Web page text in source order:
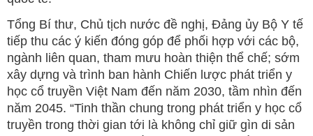
Tổng Bí thư, Chủ tịch nước đề nghị, Đảng ủy Bộ Y tế
tiếp thu các ý kiến đóng góp để phối hợp với các bộ,
ngành liên quan, tham mưu hoàn thiện thể chế; sớm
xây dựng và trình ban hành Chiến lược phát triển y
học cổ truyền Việt Nam đến năm 2030, tầm nhìn đến
năm 2045. “Tinh thần chung trong phát triển y học cổ
truyền trong thời gian tới là không chỉ giữ gìn di sản